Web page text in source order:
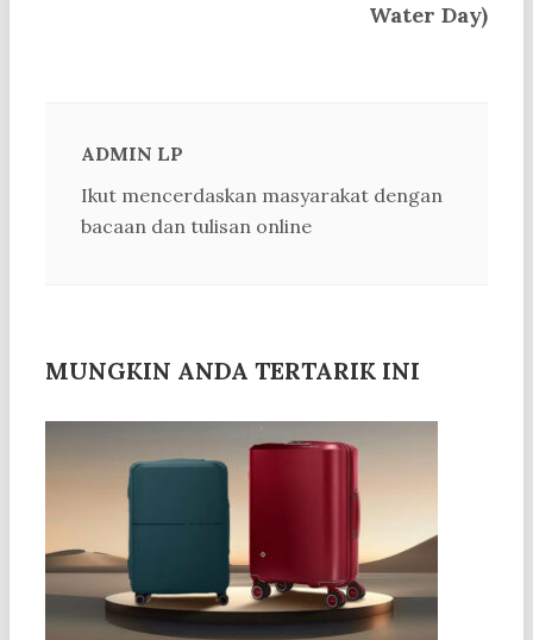
Water Day)
ADMIN LP
Ikut mencerdaskan masyarakat dengan
bacaan dan tulisan online
MUNGKIN ANDA TERTARIK INI